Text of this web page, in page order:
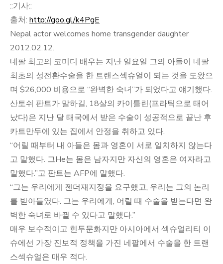
::기사::
출처: http://goo.gl/k4PgE
Nepal actor welcomes home transgender daughter
2012.02.12.
네팔 최고의 코미디 배우는 지난 일요일 그의 아들이 네팔
최초의 성전환수술을 한 트랜스섹슈얼이 되는 것을 도왔으
며 $26,000 비용으로 “완벽한 숙녀”가 되었다고 얘기했다.
산토쉬 판트가 말하길, 18살의 카이틀린(프라틱으로 태어
났다)은 지난 달 태국에서 받은 수술이 성공적으로 끝난 후
카트만두에 있는 집에서 안정을 취하고 있다.
“어릴 때부터 내 아들은 몸과 영혼이 서로 일치하지 않는다
고 말했다. 그He는 몸은 남자지만 자신의 영혼은 여자라고
말했다.”고 판트는 AFP에 말했다.
“그는 우리에게 젠더재지정을 요구했고, 우리는 그의 논리
를 받아들였다. 그는 우리에게, 어릴 때 수술을 받는다면 완
벽한 숙녀로 바뀔 수 있다고 말했다.”
매우 보수적이고 힌두문화지만 아시아에서 섹슈얼리티 이
슈에선 가장 진보적 정책을 가진 네팔에서 수술을 한 트랜
스섹슈얼은 매우 적다.